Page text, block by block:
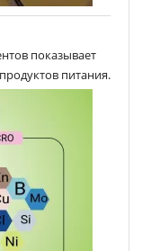
показывает
питания.